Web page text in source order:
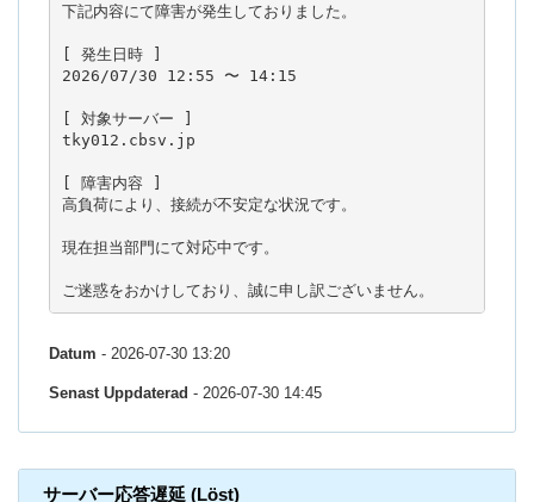
下記内容にて障害が発生しておりました。
[ 発生日時 ]
2026/07/30 12:55 〜 14:15
[ 対象サーバー ]
tky012.cbsv.jp
[ 障害内容 ]
高負荷により、接続が不安定な状況です。
現在担当部門にて対応中です。
ご迷惑をおかけしており、誠に申し訳ございません。
Datum - 2026-07-30 13:20
Senast Uppdaterad - 2026-07-30 14:45
サーバー応答遅延 (Löst)